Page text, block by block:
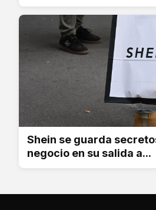
Shein se guarda
negocio en su salida a...